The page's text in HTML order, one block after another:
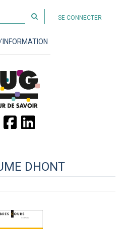
SE CONNECTER
DHONT